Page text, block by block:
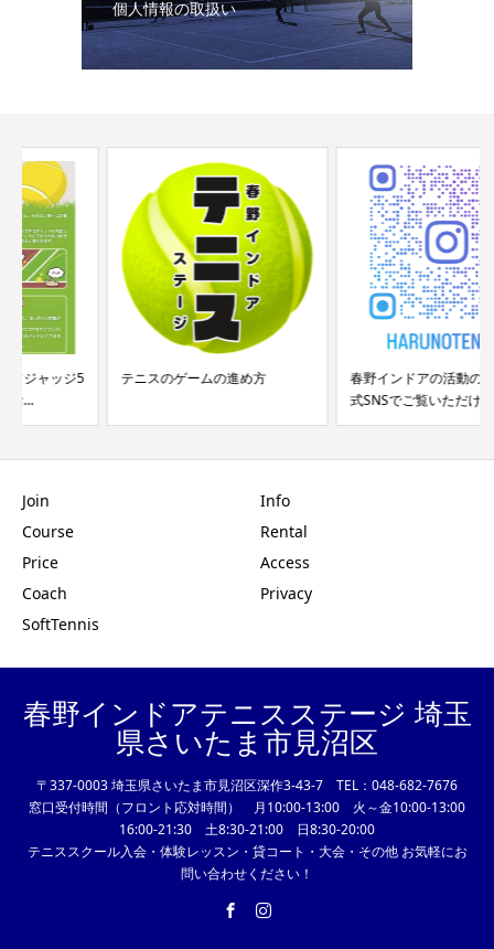
個人情報の取扱い
テニスのゲームの進め方
春野インドアの活動の様子は公
式SNSでご覧いただけ...
Join
Course
Price
Coach
SoftTennis
Info
Rental
Access
Privacy
春野インドアテニスステージ 埼玉
県さいたま市見沼区
〒337-0003 埼玉県さいたま市見沼区深作3-43-7 TEL：048-682-7676
窓口受付時間（フロント応対時間） 月10:00-13:00 火～金10:00-13:00
16:00-21:30 土8:30-21:00 日8:30-20:00
テニススクール入会・体験レッスン・貸コート・大会・その他 お気軽にお
問い合わせください！